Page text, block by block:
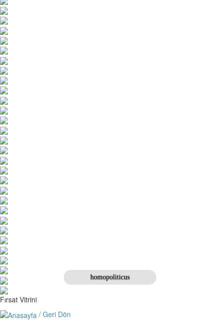
homopoliticus
Previous
Next
Fırsat Vitrini
/ Geri Dön